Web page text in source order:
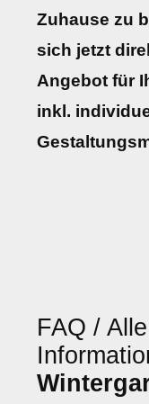
Zuhause zu
sich jetzt
Angebot für
inkl.
FAQ /